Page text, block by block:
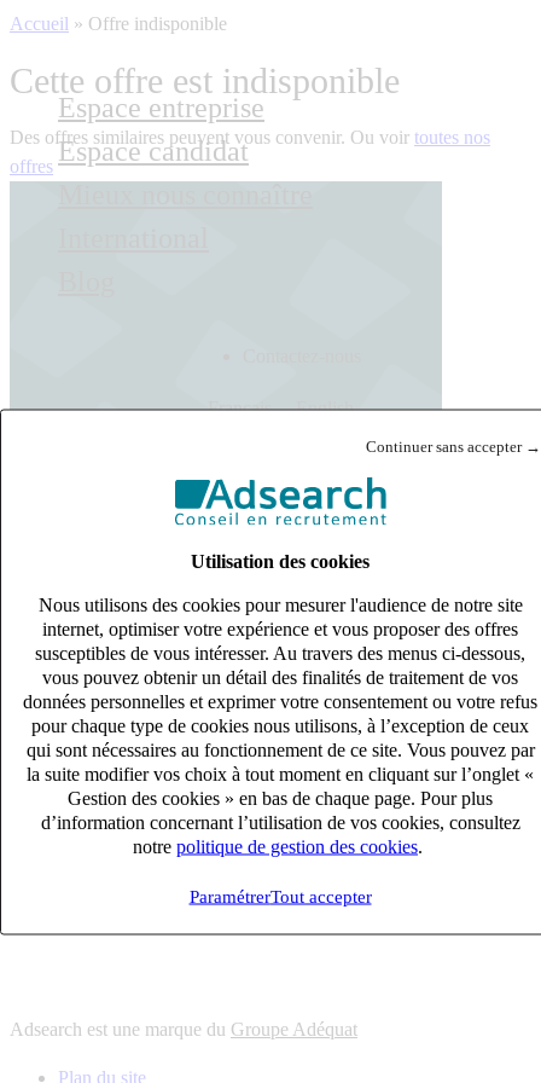
Continuer sans accepter →
Utilisation des cookies
Nous utilisons des cookies pour mesurer l'audience de notre site
internet, optimiser votre expérience et vous proposer des offres
susceptibles de vous intéresser. Au travers des menus ci-dessous,
vous pouvez obtenir un détail des finalités de traitement de vos
données personnelles et exprimer votre consentement ou votre refus
pour chaque type de cookies nous utilisons, à l’exception de ceux
qui sont nécessaires au fonctionnement de ce site. Vous pouvez par
la suite modifier vos choix à tout moment en cliquant sur l’onglet «
Gestion des cookies » en bas de chaque page. Pour plus
d’information concernant l’utilisation de vos cookies, consultez
notre politique de gestion des cookies
ParamétrerTout accepter
Espace entreprise
Espace candidat
Français English
Accueil » Offre indisponible
Cette offre est indisponible
Des offres similaires peuvent vous convenir. Ou voir toutes nos
offres
s'adapter à vos besoin en recrutement
10 univers
connaître votre secteur et ses enjeux
12 bureaux en France
proximité avec nos clients et nos talents
6 solutions
s'adapter à vos besoin en recrutement
10 univers
connaître votre secteur et ses enjeux
proximité avec nos clients et nos talents
Adsearch est une marque du Groupe Adéquat
Plan du site